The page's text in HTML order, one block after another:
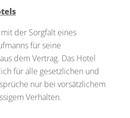
der Sorgfalt eines
für seine
dem Vertrag. Das Hotel
für alle gesetzlichen und
nur bei vorsätzlichem
Verhalten.